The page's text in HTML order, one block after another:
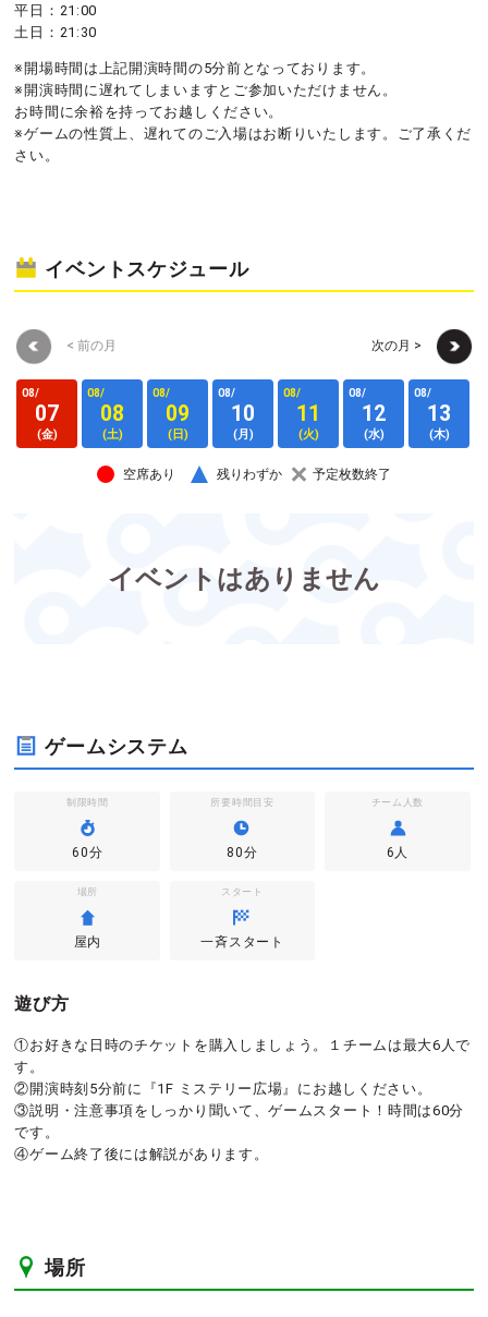
平日：21:00
土日：21:30
※開場時間は上記開演時間の5分前となっております。
※開演時間に遅れてしまいますとご参加いただけません。
お時間に余裕を持ってお越しください。
※ゲームの性質上、遅れてのご入場はお断りいたします。ご了承くだ
さい。
イベントスケジュール
< 前の月 次の月 >
08/
07
(金)
08/
08
(土)
08/
09
(日)
08/
10
(月)
08/
11
(火)
08/
12
(水)
08/
13
(木)
空席あり 残りわずか 予定枚数終了
イベントはありません
ゲームシステム
制限時間
60分
所要時間目安
80分
チーム人数
6人
場所
屋内
スタート
一斉スタート
遊び方
①お好きな日時のチケットを購入しましょう。１チームは最大6人で
す。
②開演時刻5分前に『1F ミステリー広場』にお越しください。
③説明・注意事項をしっかり聞いて、ゲームスタート！時間は60分
です。
④ゲーム終了後には解説があります。
場所